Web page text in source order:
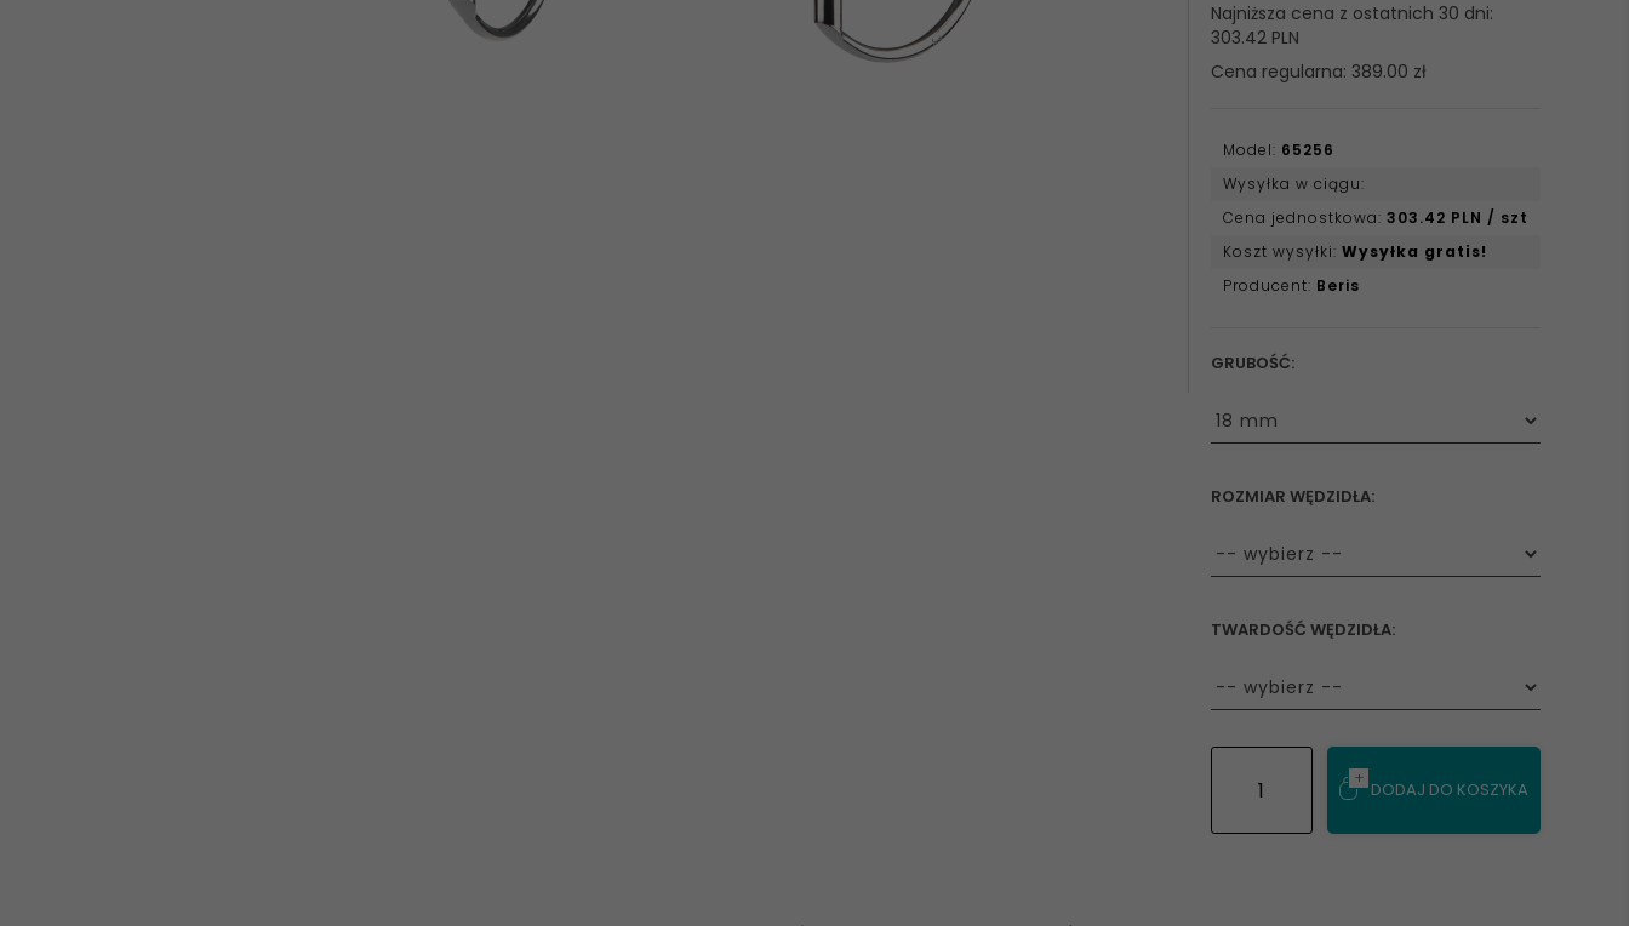
Najniższa cena z ostatnich 30 dni:
303.42 PLN
Cena regularna: 389.00 zł
Model: 65256
Wysyłka w ciągu:
Cena jednostkowa: 303.42 PLN / szt
Koszt wysyłki: Wysyłka gratis!
Producent: Beris
GRUBOŚĆ:
options[11]
ROZMIAR WĘDZIDŁA:
options[28]
TWARDOŚĆ WĘDZIDŁA:
options[115]
DODAJ DO KOSZYKA